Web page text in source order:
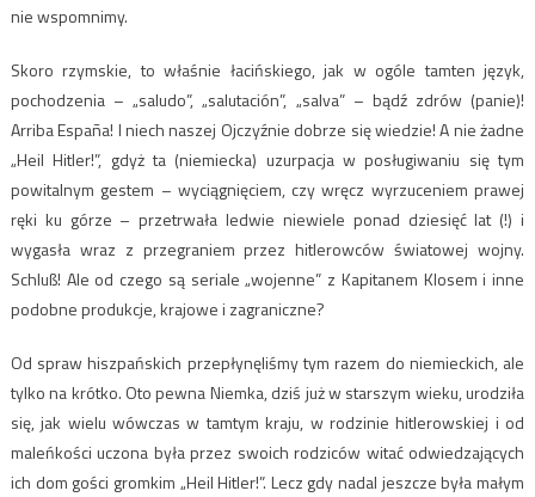
nie wspomnimy.
Skoro rzymskie, to właśnie łacińskiego, jak w ogóle tamten język,
pochodzenia – „saludo”, „salutación”, „salva” – bądź zdrów (panie)!
Arriba España! I niech naszej Ojczyźnie dobrze się wiedzie! A nie żadne
„Heil Hitler!”, gdyż ta (niemiecka) uzurpacja w posługiwaniu się tym
powitalnym gestem – wyciągnięciem, czy wręcz wyrzuceniem prawej
ręki ku górze – przetrwała ledwie niewiele ponad dziesięć lat (!) i
wygasła wraz z przegraniem przez hitlerowców światowej wojny.
Schluß! Ale od czego są seriale „wojenne” z Kapitanem Klosem i inne
podobne produkcje, krajowe i zagraniczne?
Od spraw hiszpańskich przepłynęliśmy tym razem do niemieckich, ale
tylko na krótko. Oto pewna Niemka, dziś już w starszym wieku, urodziła
się, jak wielu wówczas w tamtym kraju, w rodzinie hitlerowskiej i od
maleńkości uczona była przez swoich rodziców witać odwiedzających
ich dom gości gromkim „Heil Hitler!”. Lecz gdy nadal jeszcze była małym